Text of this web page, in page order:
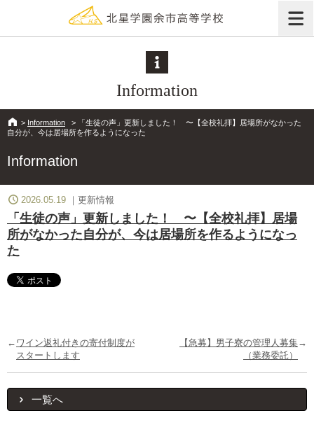
Information
> Information >
「生徒の声」更新しました！ 〜【全校礼拝】居場所がなかった
自分が、今は居場所を作るようになった
Information
2026.05.19 更新情報
「生徒の声」更新しました！ 〜【全校礼拝】居場
所がなかった自分が、今は居場所を作るようになっ
た
← ワイン返礼付きの寄付制度が
スタートします
【急募】男子寮の管理人募集
（業務委託）
→
一覧へ